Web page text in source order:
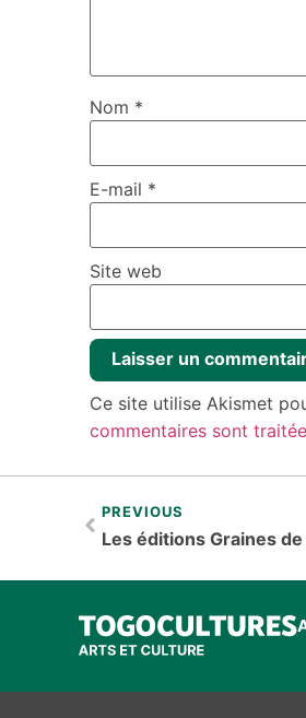
Nom *
E-mail *
Site web
Ce site utilise Akismet
commentaires sont
PREVIOUS
Les éditions Graines